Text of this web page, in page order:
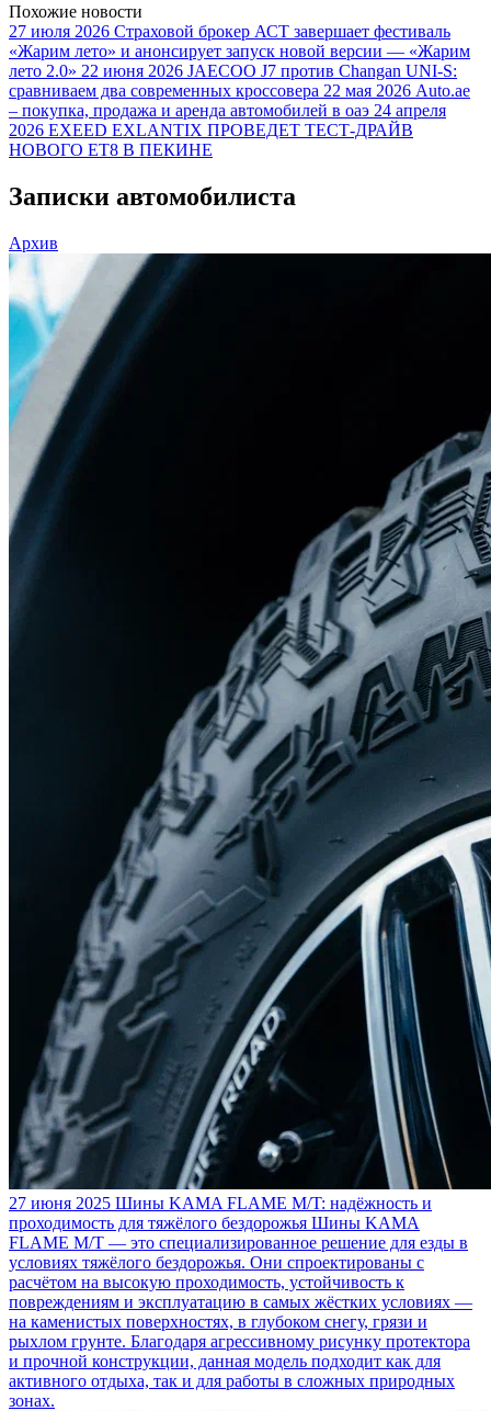
Похожие новости
27 июля 2026 Страховой брокер АСТ завершает фестиваль
«Жарим лето» и анонсирует запуск новой версии — «Жарим
лето 2.0» 22 июня 2026 JAECOO J7 против Changan UNI-S:
сравниваем два современных кроссовера 22 мая 2026 Auto.ae
– покупка, продажа и аренда автомобилей в оаэ 24 апреля
2026 EXEED EXLANTIX ПРОВЕДЕТ ТЕСТ-ДРАЙВ
НОВОГО ET8 В ПЕКИНЕ
Записки автомобилиста
Архив
27 июня 2025 Шины KAMA FLAME M/T: надёжность и
проходимость для тяжёлого бездорожья Шины KAMA
FLAME M/T — это специализированное решение для езды в
условиях тяжёлого бездорожья. Они спроектированы с
расчётом на высокую проходимость, устойчивость к
повреждениям и эксплуатацию в самых жёстких условиях —
на каменистых поверхностях, в глубоком снегу, грязи и
рыхлом грунте. Благодаря агрессивному рисунку протектора
и прочной конструкции, данная модель подходит как для
активного отдыха, так и для работы в сложных природных
зонах.